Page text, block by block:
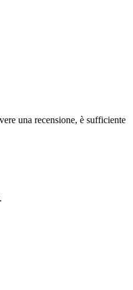
una recensione, è sufficiente